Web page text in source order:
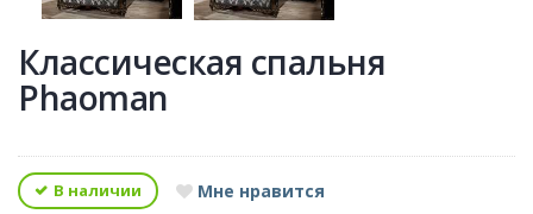
Классическая спальня
Phaoman
В наличии Мне нравится